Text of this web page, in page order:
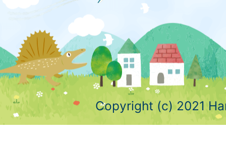
Copyright (c) 2021